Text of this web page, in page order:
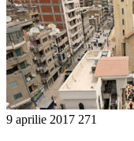
9 aprilie 2017 271